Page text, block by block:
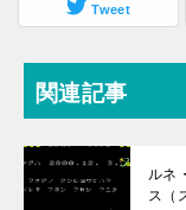
Tweet
関連記事
ルネ
ス（